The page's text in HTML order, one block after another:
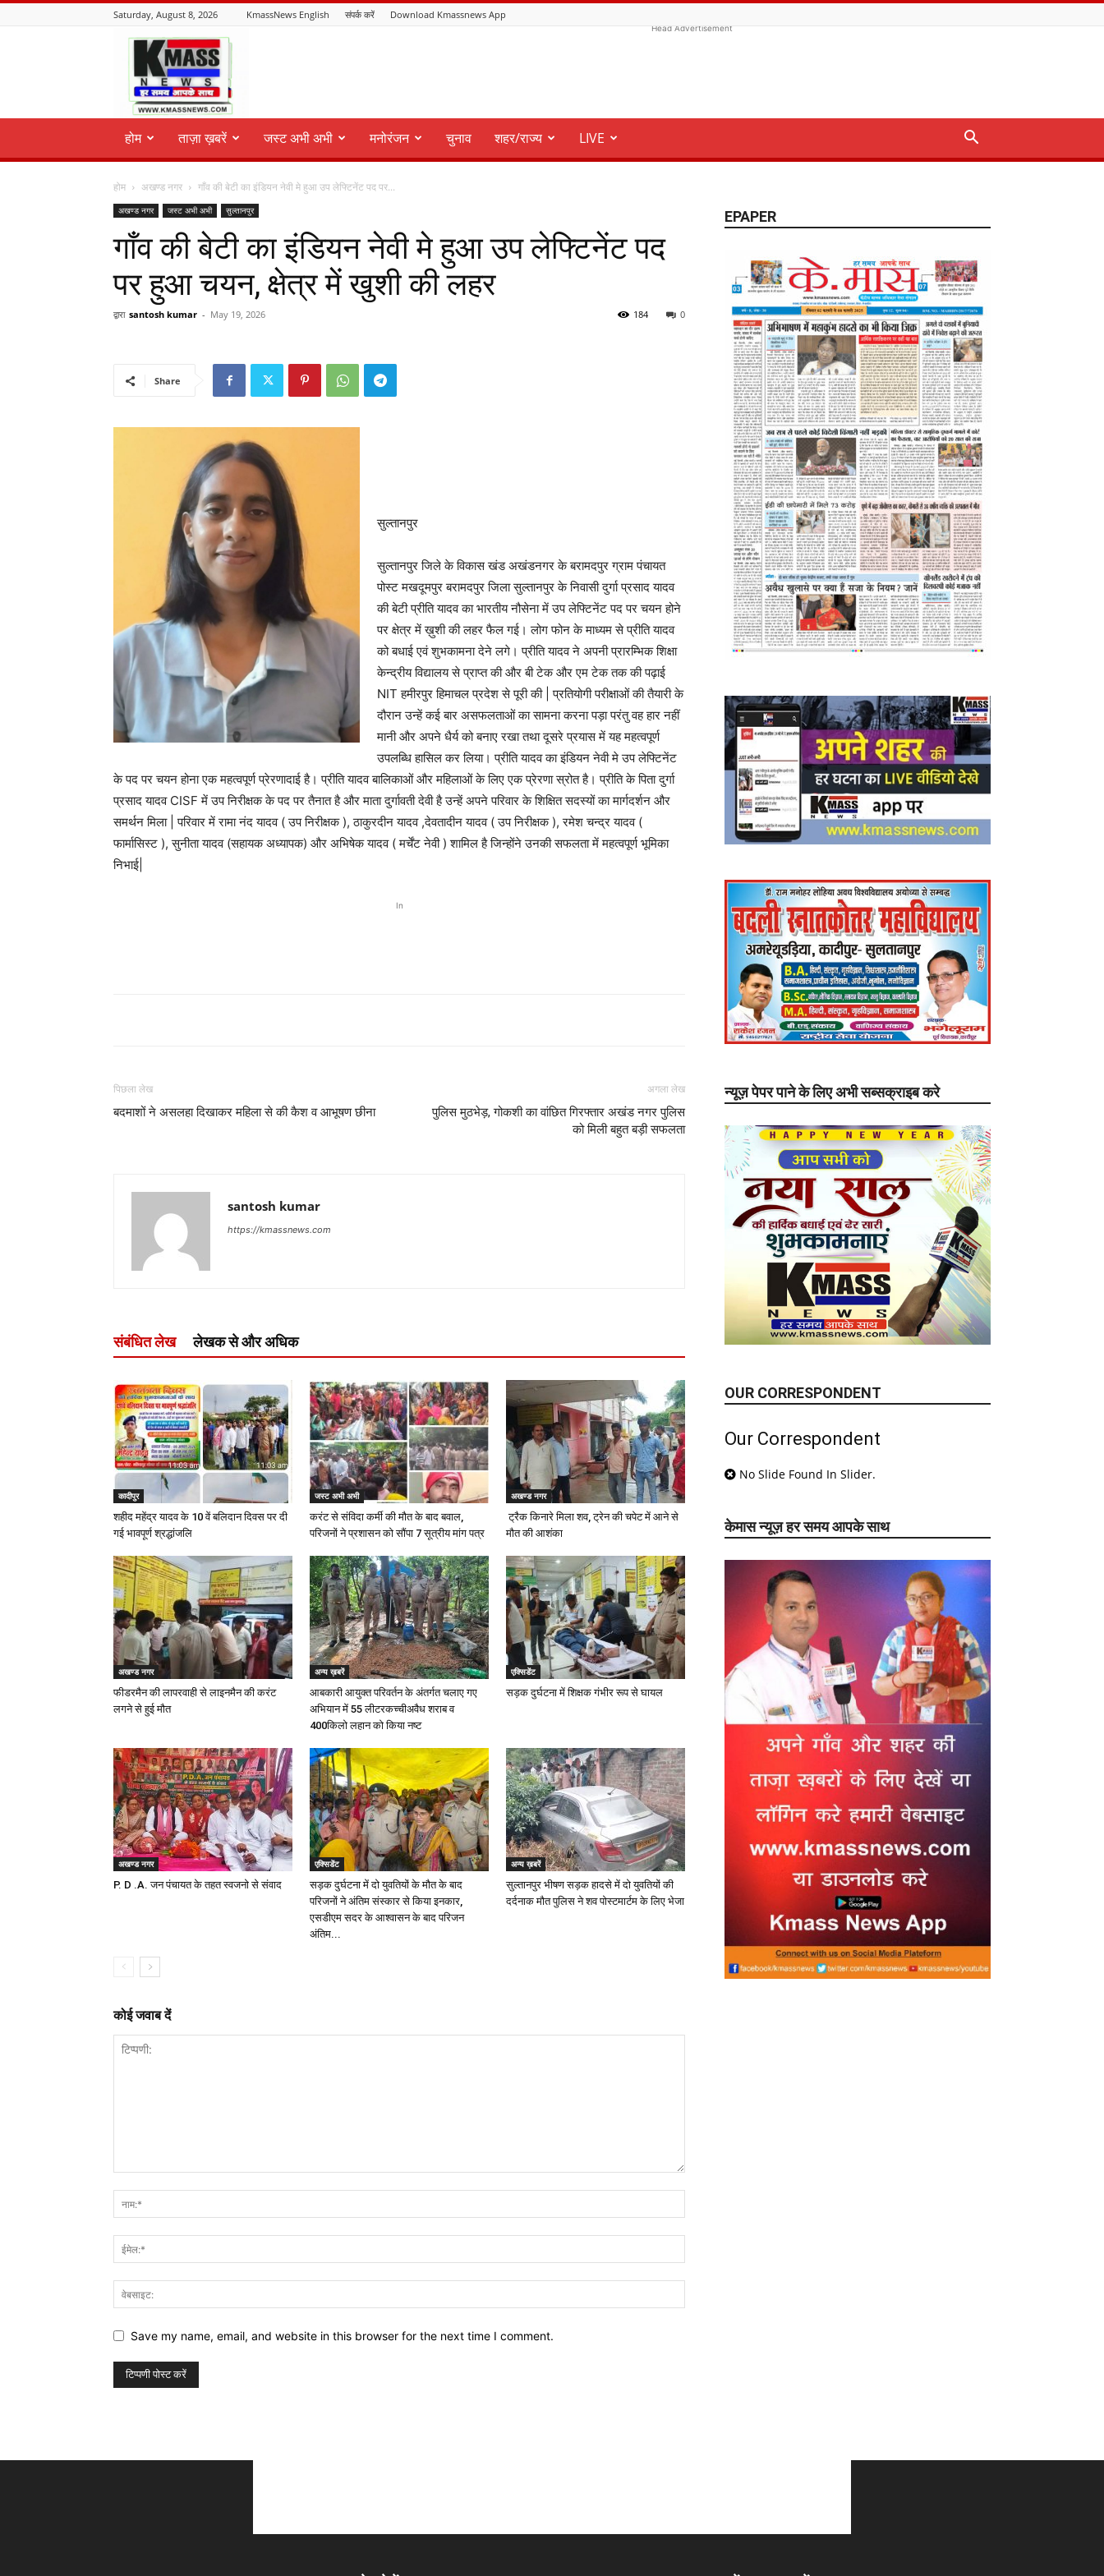
Saturday, August 8, 2026 KmassNews English संपर्क करें Download Kmassnews App
KmassNews
Head Advertisement
होम ताज़ा ख़बरें जस्ट अभी अभी मनोरंजन चुनाव शहर/राज्य LIVE
होम अखण्ड नगर गाँव की बेटी का इंडियन नेवी मे हुआ उप लेफ्टिनेंट पद पर...
अखण्ड नगर जस्ट अभी अभी सुल्तानपुर
गाँव की बेटी का इंडियन नेवी मे हुआ उप लेफ्टिनेंट पद
पर हुआ चयन, क्षेत्र में खुशी की लहर
द्वारा santosh kumar - May 19, 2026 0
184
Share
सुल्तानपुर
सुल्तानपुर जिले के विकास खंड अखंडनगर के बरामदपुर ग्राम पंचायत
पोस्ट मखदूमपुर बरामदपुर जिला सुल्तानपुर के निवासी दुर्गा प्रसाद यादव
की बेटी प्रीति यादव का भारतीय नौसेना में उप लेफ्टिनेंट पद पर चयन होने
पर क्षेत्र में ख़ुशी की लहर फैल गई। लोग फोन के माध्यम से प्रीति यादव
को बधाई एवं शुभकामना देने लगे। प्रीति यादव ने अपनी प्रारम्भिक शिक्षा
केन्द्रीय विद्यालय से प्राप्त की और बी टेक और एम टेक तक की पढ़ाई
NIT हमीरपुर हिमाचल प्रदेश से पूरी की | प्रतियोगी परीक्षाओं की तैयारी के
दौरान उन्हें कई बार असफलताओं का सामना करना पड़ा परंतु वह हार नहीं
मानी और अपने धैर्य को बनाए रखा तथा दूसरे प्रयास में यह महत्वपूर्ण
उपलब्धि हासिल कर लिया। प्रीति यादव का इंडियन नेवी मे उप लेफ्टिनेंट
के पद पर चयन होना एक महत्वपूर्ण प्रेरणादाई है। प्रीति यादव बालिकाओं और महिलाओं के लिए एक प्रेरणा स्रोत है। प्रीति के पिता दुर्गा
प्रसाद यादव CISF में उप निरीक्षक के पद पर तैनात है और माता दुर्गावती देवी है उन्हें अपने परिवार के शिक्षित सदस्यों का मार्गदर्शन और
समर्थन मिला | परिवार में रामा नंद यादव ( उप निरीक्षक ), ठाकुरदीन यादव ,देवतादीन यादव ( उप निरीक्षक ), रमेश चन्द्र यादव (
फार्मासिस्ट ), सुनीता यादव (सहायक अध्यापक) और अभिषेक यादव ( मर्चेंट नेवी ) शामिल है जिन्होंने उनकी सफलता में महत्वपूर्ण भूमिका
निभाई|
In
पिछला लेख
बदमाशों ने असलहा दिखाकर महिला से की कैश व आभूषण छीना
अगला लेख
पुलिस मुठभेड़, गोकशी का वांछित गिरफ्तार अखंड नगर पुलिस
को मिली बहुत बड़ी सफलता
santosh kumar
https://kmassnews.com
संबंधित लेख लेखक से और अधिक
कादीपुर
शहीद महेंद्र यादव के 10 वें बलिदान दिवस पर दी
गई भावपूर्ण श्रद्धांजलि
जस्ट अभी अभी
करंट से संविदा कर्मी की मौत के बाद बवाल,
परिजनों ने प्रशासन को सौंपा 7 सूत्रीय मांग पत्र
अखण्ड नगर
ट्रैक किनारे मिला शव, ट्रेन की चपेट में आने से
मौत की आशंका
अखण्ड नगर
फीडरमैन की लापरवाही से लाइनमैन की करंट
लगने से हुई मौत
अन्य ख़बरें
आबकारी आयुक्त परिवर्तन के अंतर्गत चलाए गए
अभियान में 55 लीटरकच्चीअवैध शराब व
400किलो लहान को किया नष्ट
एक्सिडेंट
सड़क दुर्घटना में शिक्षक गंभीर रूप से घायल
अखण्ड नगर
P. D .A. जन पंचायत के तहत स्वजनो से संवाद
एक्सिडेंट
सड़क दुर्घटना में दो युवतियों के मौत के बाद
परिजनों ने अंतिम संस्कार से किया इनकार,
एसडीएम सदर के आश्वासन के बाद परिजन
अंतिम...
अन्य ख़बरें
सुल्तानपुर भीषण सड़क हादसे में दो युवतियों की
दर्दनाक मौत पुलिस ने शव पोस्टमार्टम के लिए भेजा
कोई जवाब दें
Save my name, email, and website in this browser for the next time I comment.
EPAPER
न्यूज़ पेपर पाने के लिए अभी सब्सक्राइब करे
OUR CORRESPONDENT
Our Correspondent
No Slide Found In Slider.
केमास न्यूज़ हर समय आपके साथ